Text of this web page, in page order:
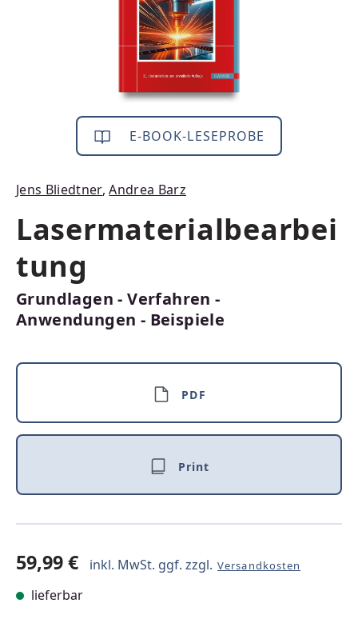
E-BOOK-LESEPROBE
Jens Bliedtner,Andrea Barz
Lasermaterialbearbei
tung
Grundlagen - Verfahren -
Anwendungen - Beispiele
PDF
Print
59,99 € inkl. MwSt. ggf. zzgl. Versandkosten
lieferbar